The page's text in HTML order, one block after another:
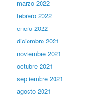
marzo 2022
febrero 2022
enero 2022
diciembre 2021
noviembre 2021
octubre 2021
septiembre 2021
agosto 2021